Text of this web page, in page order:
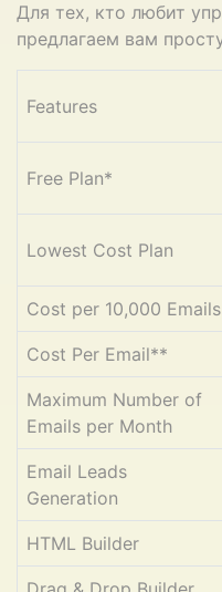
Для тех, кто любит
предлагаем вам
Features
Free Plan*
Lowest Cost Plan
Cost per 10,000 Emails
Cost Per Email**
Maximum Number of
Emails per Month
Email Leads
Generation
HTML Builder